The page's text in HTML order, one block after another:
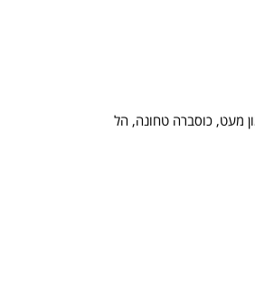
מעט, כוסברה טחונה, הל